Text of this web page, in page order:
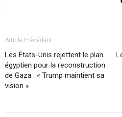
Article Précédent
Les États-Unis rejettent le plan
égyptien pour la reconstruction
de Gaza : « Trump maintient sa
vision »